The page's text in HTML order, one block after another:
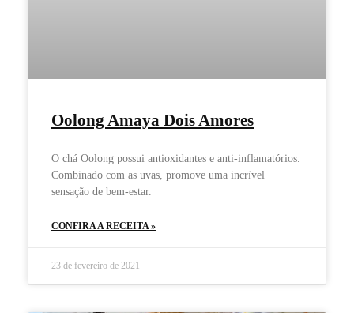
Oolong Amaya Dois Amores
O chá Oolong possui antioxidantes e anti-inflamatórios.
Combinado com as uvas, promove uma incrível
sensação de bem-estar.
CONFIRA A RECEITA »
23 de fevereiro de 2021